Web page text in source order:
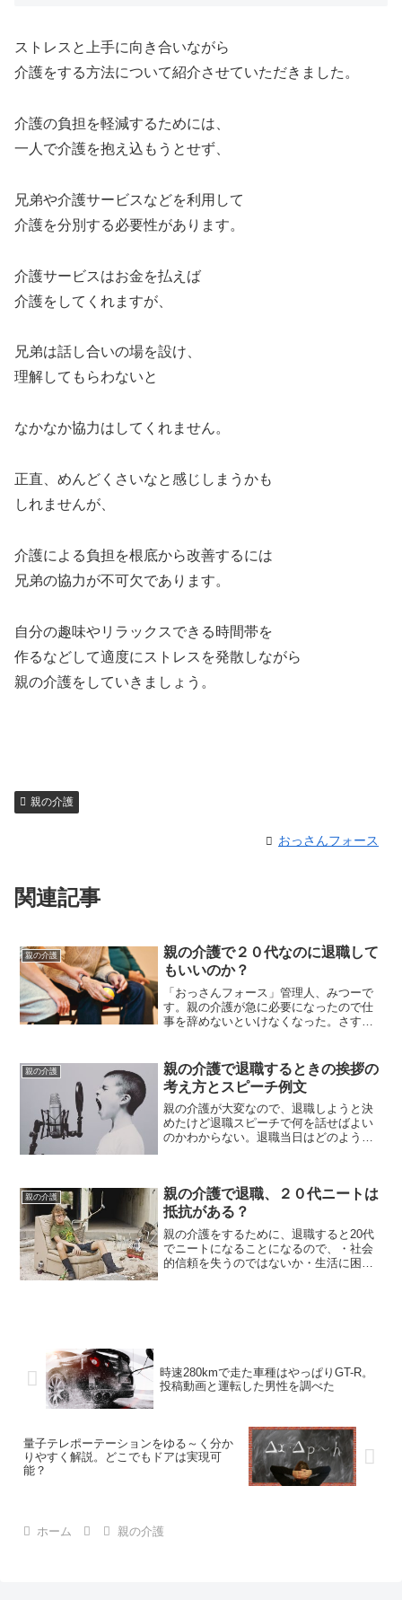
ストレスと上手に向き合いながら
介護をする方法について紹介させていただきました。
介護の負担を軽減するためには、
一人で介護を抱え込もうとせず、
兄弟や介護サービスなどを利用して
介護を分別する必要性があります。
介護サービスはお金を払えば
介護をしてくれますが、
兄弟は話し合いの場を設け、
理解してもらわないと
なかなか協力はしてくれません。
正直、めんどくさいなと感じしまうかも
しれませんが、
介護による負担を根底から改善するには
兄弟の協力が不可欠であります。
自分の趣味やリラックスできる時間帯を
作るなどして適度にストレスを発散しながら
親の介護をしていきましょう。
親の介護
おっさんフォース
関連記事
親の介護
親の介護で２０代なのに退職して
もいいのか？
「おっさんフォース」管理人、みつーで
す。親の介護が急に必要になったので仕
事を辞めないといけなくなった。さすが
築してきたキャリアや周りになんて言わ
れるのかわからないので迷...
親の介護
親の介護で退職するときの挨拶の
考え方とスピーチ例文
親の介護が大変なので、退職しようと決
めたけど退職スピーチで何を話せばよい
のかわからない。退職当日はどのように
はいると思います。悩み過...
親の介護
親の介護で退職、２０代ニートは
抵抗がある？
親の介護をするために、退職すると20代
でニートになることになるので、・社会
的信頼を失うのではないか・生活に困る
時速280kmで走た車種はやっぱりGT-R。
投稿動画と運転した男性を調べた
量子テレポーテーションをゆる～く分か
りやすく解説。どこでもドアは実現可
能？
ホーム 親の介護